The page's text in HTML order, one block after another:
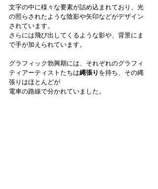
文字の中に様々な要素が詰め込まれており、光
の照らされたような陰影や矢印などがデザイン
されています。
さらには飛び出してくるような影や、背景にま
で手が加えられています。
グラフィック勃興期には、それぞれのグラフィ
ティアーティストたちは縄張り を持ち、その縄
張りはほとんどが
電車の路線で分かれていました。